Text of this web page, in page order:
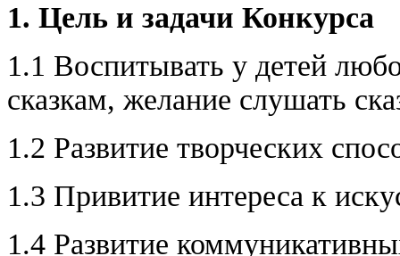
1. Цель и задачи Конкурса
1.1 Воспитывать у детей
сказкам, желание слушать
1.2 Развитие творческих
1.3 Привитие интереса к
1.4 Развитие